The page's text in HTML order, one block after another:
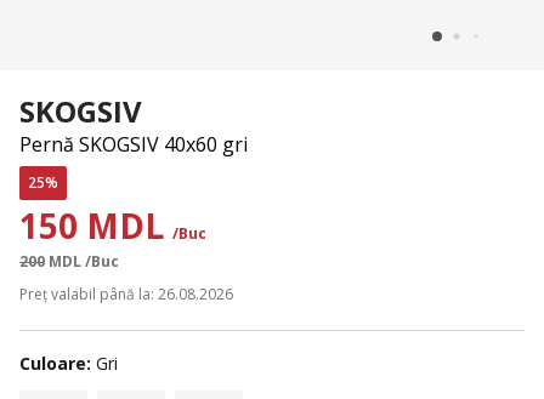
SKOGSIV
Pernă SKOGSIV 40x60 gri
25%
150 MDL /Buc
200 MDL/Buc
Preț valabil până la: 26.08.2026
Culoare: Gri